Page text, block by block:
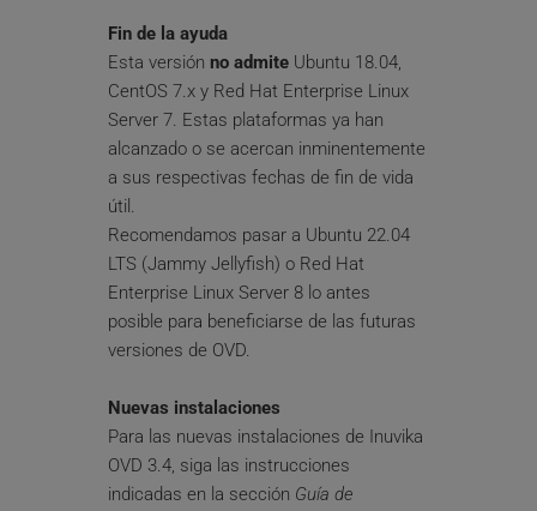
Fin de la ayuda
Esta versión no admite Ubuntu 18.04,
CentOS 7.x y Red Hat Enterprise Linux
Server 7. Estas plataformas ya han
alcanzado o se acercan inminentemente
a sus respectivas fechas de fin de vida
útil.
Recomendamos pasar a Ubuntu 22.04
LTS (Jammy Jellyfish) o Red Hat
Enterprise Linux Server 8 lo antes
posible para beneficiarse de las futuras
versiones de OVD.
Nuevas instalaciones
Para las nuevas instalaciones de Inuvika
OVD 3.4, siga las instrucciones
indicadas en la sección Guía de